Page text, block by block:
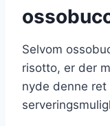
Selvom
risotto, er der
nyde denne